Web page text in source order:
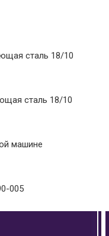
сталь 18/10
сталь 18/10
машине
005